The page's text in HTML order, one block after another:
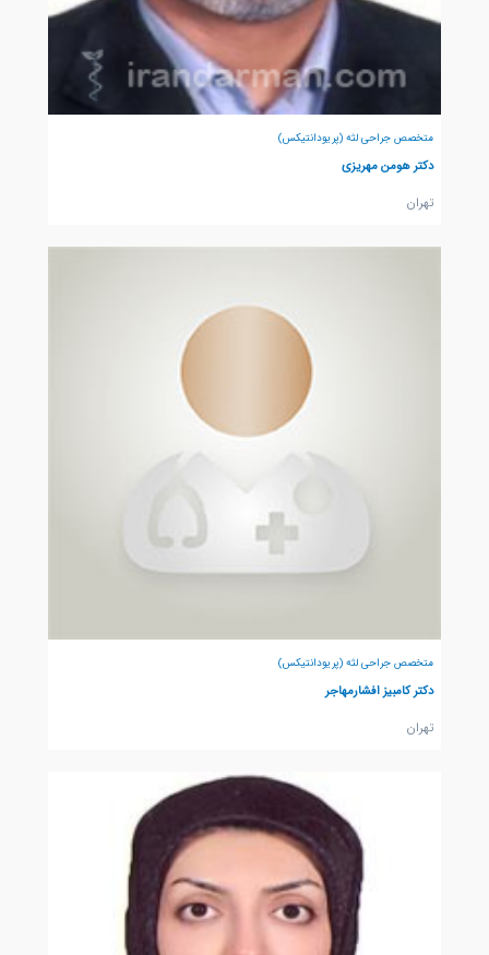
متخصص جراحی لثه (پریودانتیکس)
دکتر هومن مهریزی
تهران
متخصص جراحی لثه (پریودانتیکس)
دکتر کامبیز افشارمهاجر
تهران